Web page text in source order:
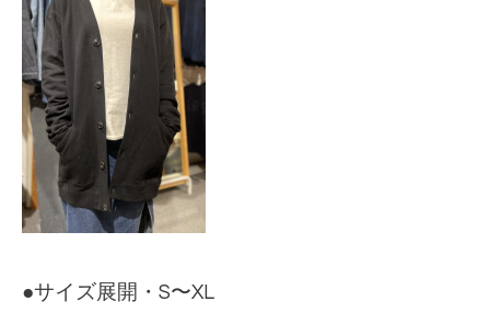
●サイズ展開・S〜XL